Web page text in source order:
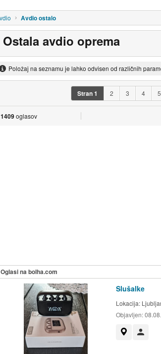
Avdio ostalo
Ostala avdio oprema
Položaj na seznamu je lahko odvisen od različnih
Stran1 2 3 4 5
1409oglasov
Oglasi na bolha.com
Slušalke
Lokacija:
Objavljen: